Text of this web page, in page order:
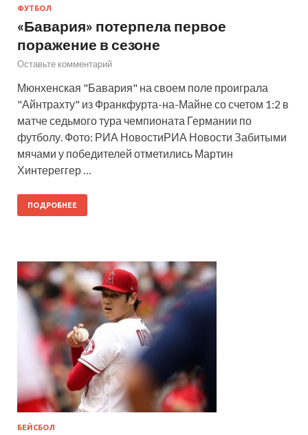
ФУТБОЛ
«Бавария» потерпела первое
поражение в сезоне
Оставьте комментарий
Мюнхенская "Бавария" на своем поле проиграла
"Айнтрахту" из Франкфурта-на-Майне со счетом 1:2 в
матче седьмого тура чемпионата Германии по
футболу. Фото: РИА НовостиРИА Новости Забитыми
мячами у победителей отметились Мартин
Хинтереггер …
ПОДРОБНЕЕ
БЕЙСБОЛ